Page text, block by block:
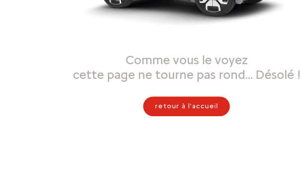
Comme vous le voyez
cette page ne tourne pas rond… Désolé !
retour à l'accueil